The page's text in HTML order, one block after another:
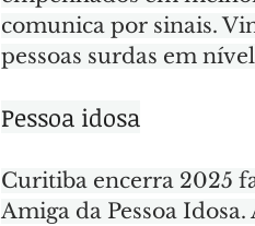
comunica por sinais.
pessoas surdas em
Pessoa idosa
Curitiba encerra 2025
Amiga da Pessoa